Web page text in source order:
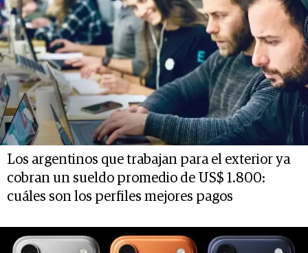
Los argentinos que trabajan para el exterior ya
cobran un sueldo promedio de US$ 1.800:
cuáles son los perfiles mejores pagos